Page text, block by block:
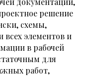
решение
схемы,
элементов и
в рабочей
для
работ,